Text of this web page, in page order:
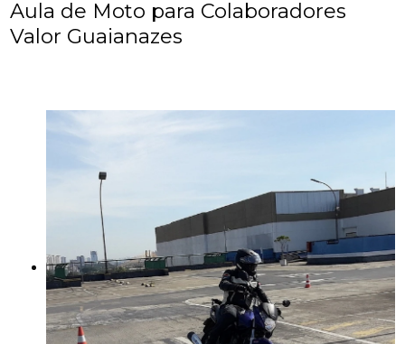
Aula de Moto para Colaboradores
Valor Guaianazes